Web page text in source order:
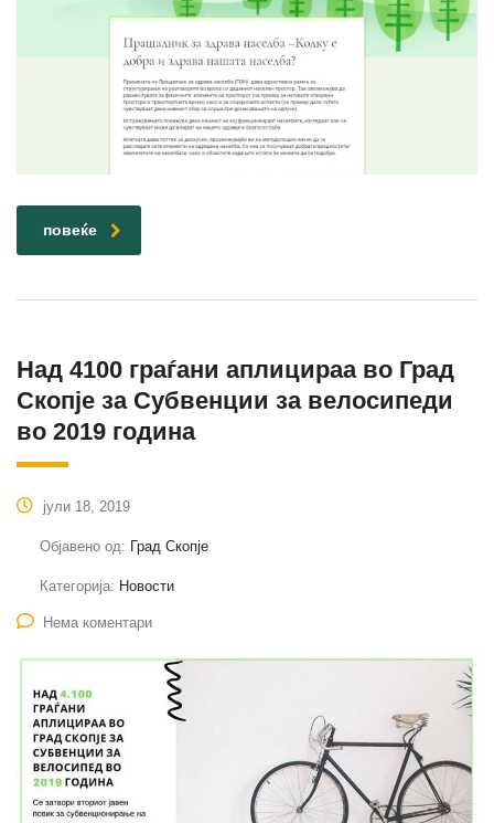
повеќе
Над 4100 граѓани аплицираа во Град
Скопје за Субвенции за велосипеди
во 2019 година
јули 18, 2019
Објавено од: Град Скопје
Категорија: Новости
Нема коментари